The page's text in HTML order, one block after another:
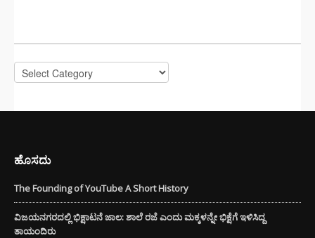
Categories
ಹೊಸದು
The Founding of YouTube A Short History
ವಿಜಯನಗರದಲ್ಲಿ ಭಿಕ್ಷಾಟನೆ ಜಾಲ: ಶಾಲೆ ರಜೆ ಎಂದು ಮಕ್ಕಳನ್ನೇ ಭಿಕ್ಷೆಗೆ ಇಳಿಸಿದ್ದ
ತಾಯಂದಿರು